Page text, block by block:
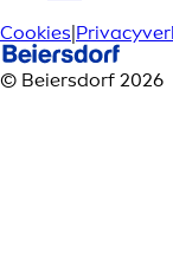
Cookies|
© Beiersdorf 2026